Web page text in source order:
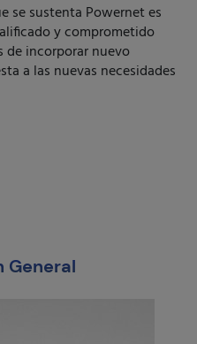
se sustenta Powernet es
y comprometido
de incorporar nuevo
a las nuevas necesidades
General